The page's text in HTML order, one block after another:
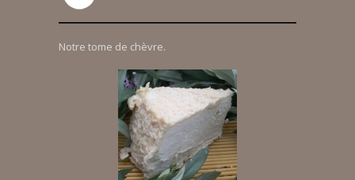
Notre tome de chèvre.